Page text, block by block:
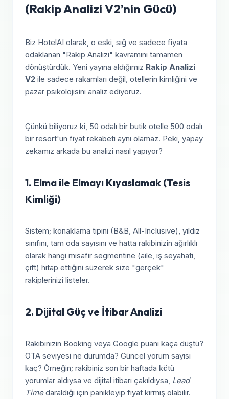
(Rakip Analizi V2’nin Gücü)
Biz HotelAI olarak, o eski, sığ ve sadece fiyata
odaklanan "Rakip Analizi" kavramını tamamen
dönüştürdük. Yeni yayına aldığımız Rakip Analizi
V2 ile sadece rakamları değil, otellerin kimliğini ve
pazar psikolojisini analiz ediyoruz.
Çünkü biliyoruz ki, 50 odalı bir butik otelle 500 odalı
bir resort'un fiyat rekabeti aynı olamaz. Peki, yapay
zekamız arkada bu analizi nasıl yapıyor?
1. Elma ile Elmayı Kıyaslamak (Tesis
Kimliği)
Sistem; konaklama tipini (B&B, All-Inclusive), yıldız
sınıfını, tam oda sayısını ve hatta rakibinizin ağırlıklı
olarak hangi misafir segmentine (aile, iş seyahati,
çift) hitap ettiğini süzerek size "gerçek"
rakiplerinizi listeler.
2. Dijital Güç ve İtibar Analizi
Rakibinizin Booking veya Google puanı kaça düştü?
OTA seviyesi ne durumda? Güncel yorum sayısı
kaç? Örneğin; rakibiniz son bir haftada kötü
yorumlar aldıysa ve dijital itibarı çakıldıysa, Lead
Timedaraldığı için panikleyip fiyat kırmış olabilir.